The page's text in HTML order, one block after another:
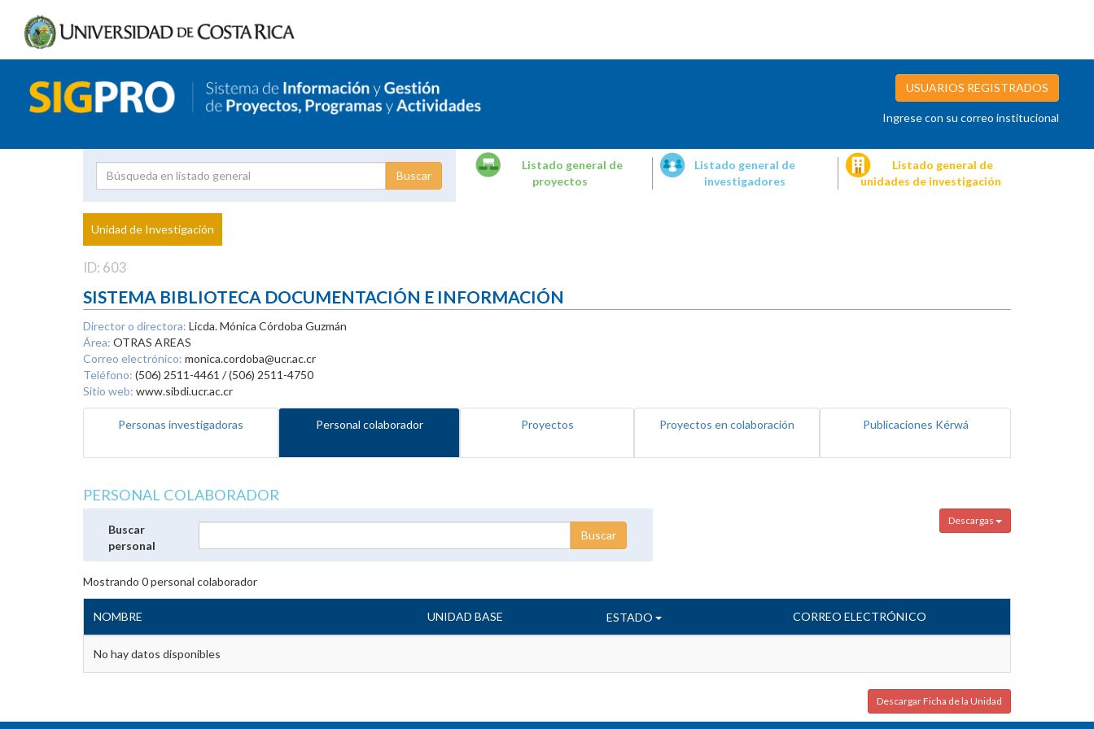
USUARIOS REGISTRADOS
Ingrese con su correo institucional
Proyecto
Investigador
Listado general de
proyectos
Listado general de
investigadores
Listado general de
unidades de investigación
Unidad de Investigación
ID: 603
SISTEMA BIBLIOTECA DOCUMENTACIÓN E INFORMACIÓN
Director o directora: Licda. Mónica Córdoba Guzmán
Área: OTRAS AREAS
Correo electrónico: monica.cordoba@ucr.ac.cr
Teléfono: (506) 2511-4461 / (506) 2511-4750
Sitio web: www.sibdi.ucr.ac.cr
Personas investigadoras Personal colaborador Proyectos Proyectos en colaboración Publicaciones Kérwá
PERSONAL COLABORADOR
Descargas
Buscar
personal
Mostrando 0personal colaborador
NOMBRE UNIDAD BASE ESTADO CORREO ELECTRÓNICO
No hay datos disponibles
Descargar Ficha de la Unidad